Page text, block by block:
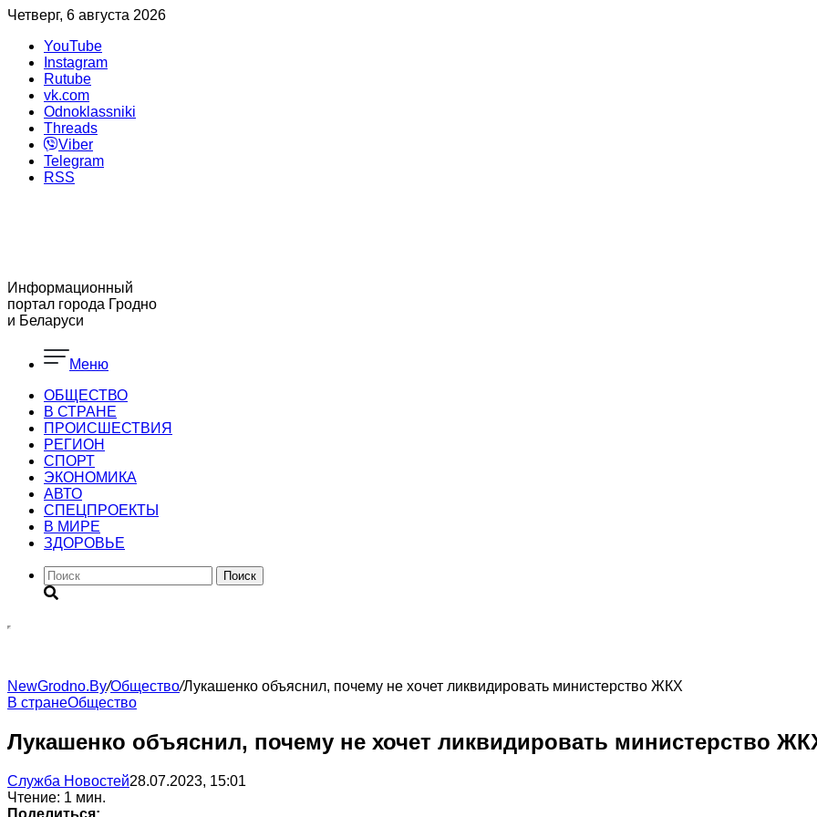
Четверг, 6 августа 2026
YouTube
Instagram
Rutube
vk.com
Odnoklassniki
Threads
Viber
Telegram
RSS
Информационный
портал города Гродно
и Беларуси
Меню
ОБЩЕСТВО
В СТРАНЕ
ПРОИСШЕСТВИЯ
РЕГИОН
CПОРТ
ЭКОНОМИКА
АВТО
СПЕЦПРОЕКТЫ
В МИРЕ
ЗДОРОВЬЕ
Поиск
NewGrodno.By/Общество/Лукашенко объяснил, почему не хочет ликвидировать министерство ЖКХ
В странеОбщество
Лукашенко объяснил, почему не хочет ликвидировать министерство
Служба Новостей28.07.2023, 15:01
Чтение: 1 мин.
Поделиться: